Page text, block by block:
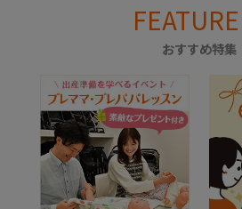
FEATURE
おすすめ特集